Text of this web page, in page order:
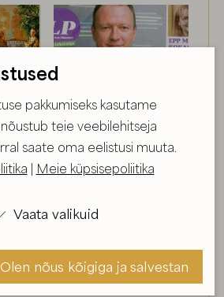
pakkumiseks kasutame
nõustub teie veebilehitseja
saate oma eelistusi muuta.
Meie küpsisepoliitika
Vaata valikuid
Olen nõus kõigiga ja salvestan